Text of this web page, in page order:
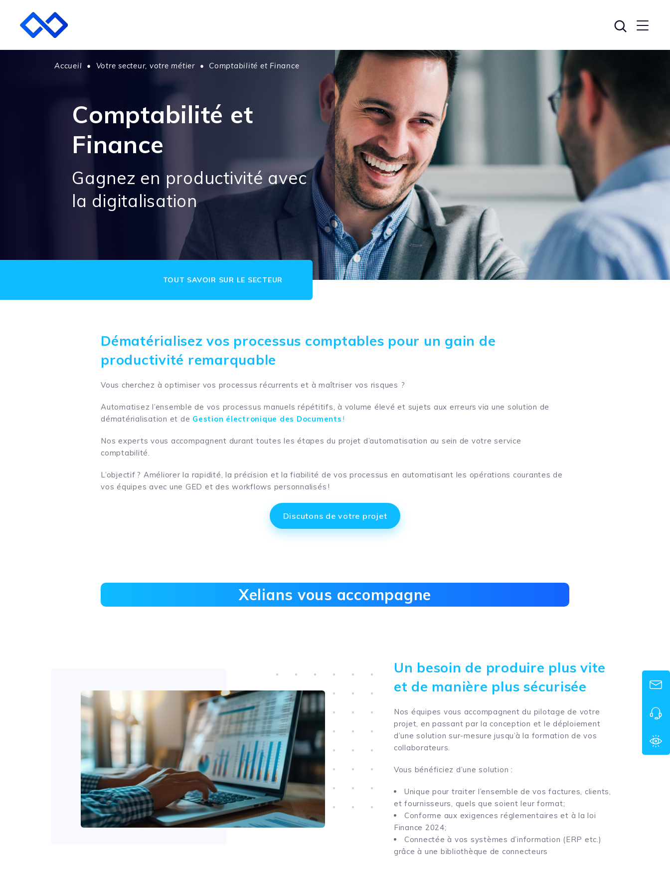
Accueil • Votre secteur, votre métier • Comptabilité et Finance
Comptabilité et
Finance
Gagnez en productivité avec
la digitalisation
TOUT SAVOIR SUR LE SECTEUR
Dématérialisez vos processus comptables pour un gain de
productivité remarquable
Vous cherchez à optimiser vos processus récurrents et à maîtriser vos risques ?
Automatisez l’ensemble de vos processus manuels répétitifs, à volume élevé et sujets aux erreurs via une solution de
dématérialisation et de Gestion électronique des Documents !
Nos experts vous accompagnent durant toutes les étapes du projet d’automatisation au sein de votre service
comptabilité.
L’objectif ? Améliorer la rapidité, la précision et la fiabilité de vos processus en automatisant les opérations courantes de
vos équipes avec une GED et des workflows personnalisés !
Discutons de votre projet
Xelians vous accompagne
Un besoin de produire plus vite
et de manière plus sécurisée
Nos équipes vous accompagnent du pilotage de votre
projet, en passant par la conception et le déploiement
d’une solution sur-mesure jusqu’à la formation de vos
collaborateurs.
Vous bénéficiez d’une solution :
Unique pour traiter l’ensemble de vos factures, clients,
et fournisseurs, quels que soient leur format;
Conforme aux exigences réglementaires et à la loi
Finance 2024;
Connectée à vos systèmes d’information (ERP etc.)
grâce à une bibliothèque de connecteurs